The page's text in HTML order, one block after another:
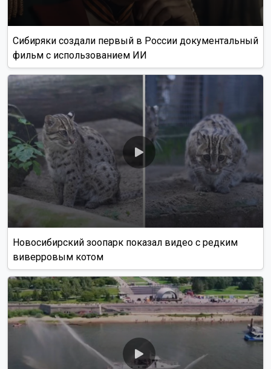
Сибиряки создали первый в России документальный
фильм с использованием ИИ
Новосибирский зоопарк показал видео с редким
виверровым котом